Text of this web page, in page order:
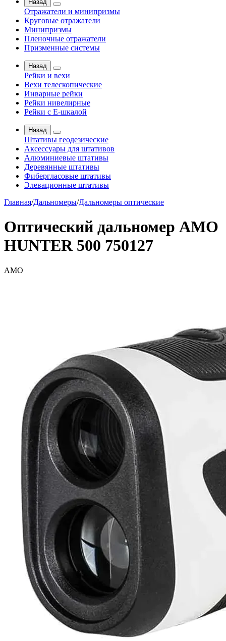
Назад
Отражатели и минипризмы
Круговые отражатели
Минипризмы
Пленочные отражатели
Призменные системы
Назад
Рейки и вехи
Вехи телескопические
Инварные рейки
Рейки нивелирные
Рейки с Е-шкалой
Назад
Штативы геодезические
Аксессуары для штативов
Алюминиевые штативы
Деревянные штативы
Фибергласовые штативы
Элевационные штативы
Главная/Дальномеры/Дальномеры оптические
Оптический дальномер AMO
HUNTER 500 750127
AMO